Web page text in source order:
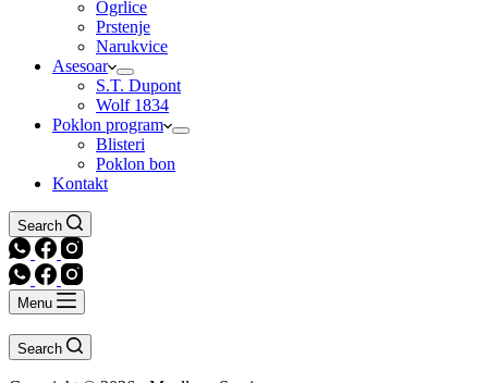
Ogrlice
Prstenje
Narukvice
Asesoar
S.T. Dupont
Wolf 1834
Poklon program
Blisteri
Poklon bon
Kontakt
Search
Menu
Search